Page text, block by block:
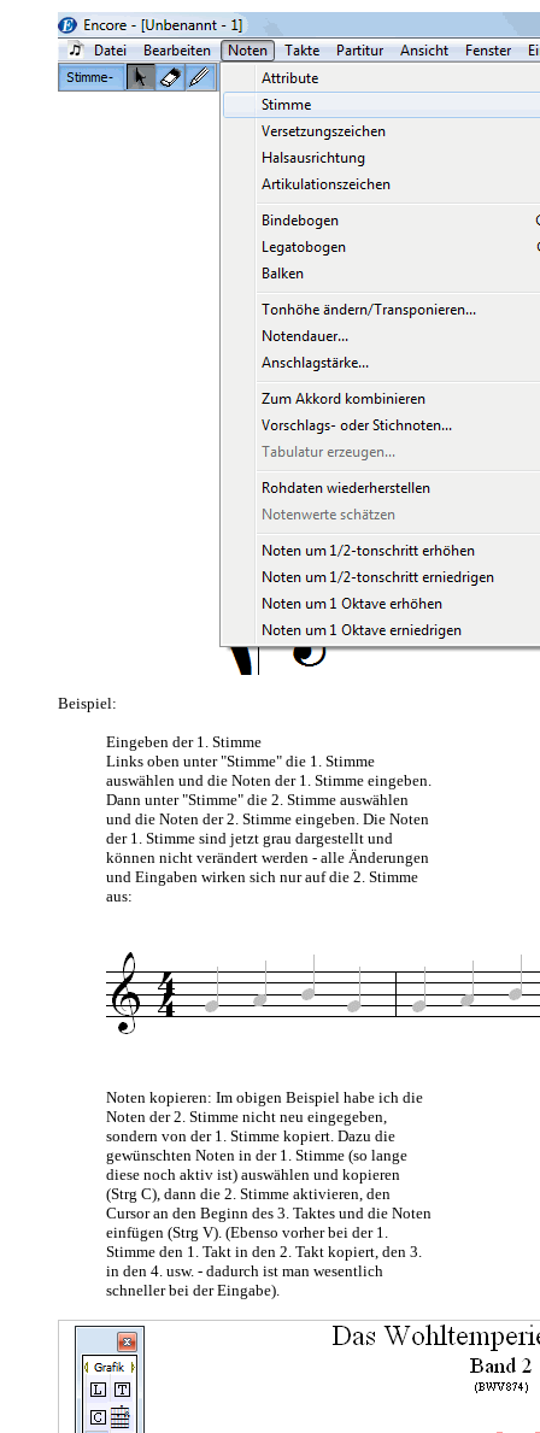
Beispiel:
Eingeben der 1. Stimme
Links oben unter "Stimme" die 1. Stimme
auswählen und die Noten der 1. Stimme eingeben.
Dann unter "Stimme" die 2. Stimme auswählen
und die Noten der 2. Stimme eingeben. Die Noten
der 1. Stimme sind jetzt grau dargestellt und
können nicht verändert werden - alle Änderungen
und Eingaben wirken sich nur auf die 2. Stimme
aus:
Noten kopieren: Im obigen Beispiel habe ich die
Noten der 2. Stimme nicht neu eingegeben,
sondern von der 1. Stimme kopiert. Dazu die
gewünschten Noten in der 1. Stimme (so lange
diese noch aktiv ist) auswählen und kopieren
(Strg C), dann die 2. Stimme aktivieren, den
Cursor an den Beginn des 3. Taktes und die Noten
einfügen (Strg V). (Ebenso vorher bei der 1.
Stimme den 1. Takt in den 2. Takt kopiert, den 3.
in den 4. usw. - dadurch ist man wesentlich
schneller bei der Eingabe).